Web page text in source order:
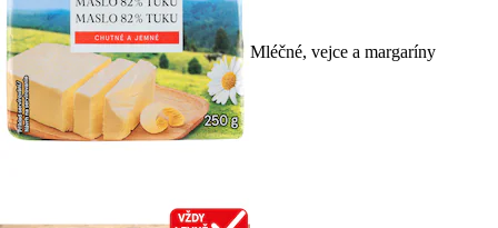
Mléčné, vejce a margaríny